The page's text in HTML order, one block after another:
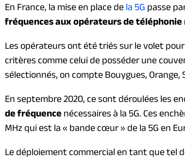
En France, la mise en place de la 5G passe
fréquences aux opérateurs de téléphonie
Les opérateurs ont été triés sur le volet
critères comme celui de posséder une
sélectionnés, on compte Bouygues, Orange,
En septembre 2020, ce sont déroulées les
de fréquence nécessaires à la 5G. Ces
MHz qui est la « bande cœur » de la 5G en
Le déploiement commercial en tant que tel